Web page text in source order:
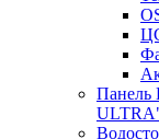
Панель